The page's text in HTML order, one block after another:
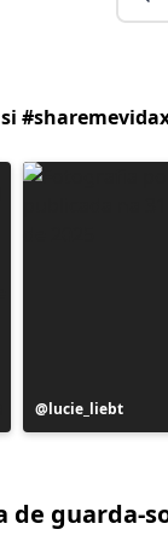
Postagem
publicada
lucie_liebt
de guarda-